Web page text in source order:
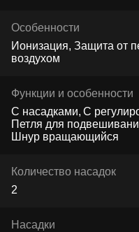
Особенности
Ионизация, Защита от
воздухом
Функции и особенности
С насадками С
Петля для
Шнур вращающийся
Количество насадок
2
Насадки